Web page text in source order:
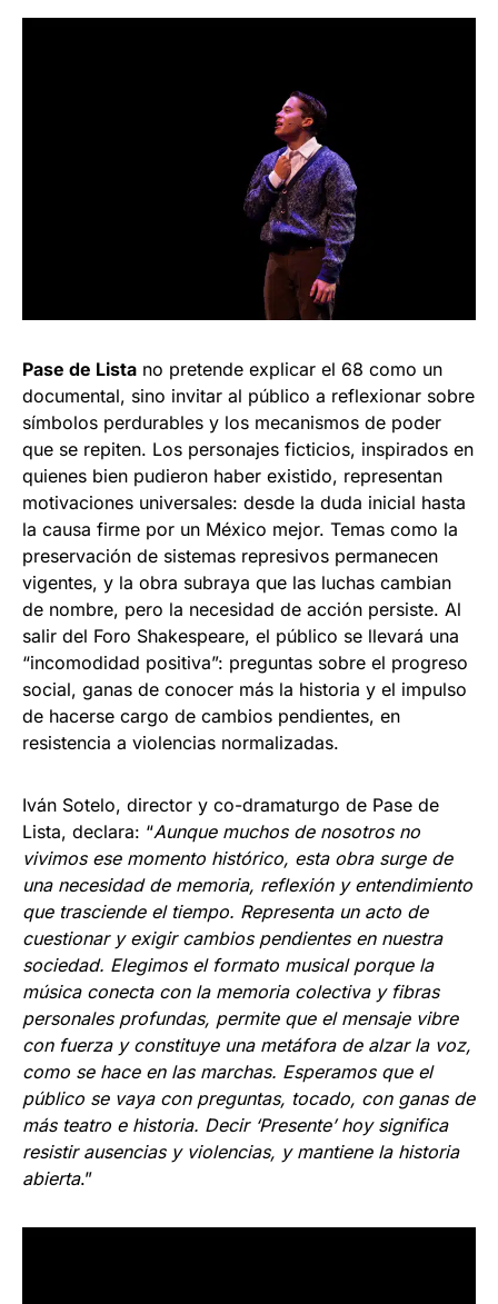
Pase de Lista no pretende explicar el 68 como un
documental, sino invitar al público a reflexionar sobre
símbolos perdurables y los mecanismos de poder
que se repiten. Los personajes ficticios, inspirados en
quienes bien pudieron haber existido, representan
motivaciones universales: desde la duda inicial hasta
la causa firme por un México mejor. Temas como la
preservación de sistemas represivos permanecen
vigentes, y la obra subraya que las luchas cambian
de nombre, pero la necesidad de acción persiste. Al
salir del Foro Shakespeare, el público se llevará una
“incomodidad positiva”: preguntas sobre el progreso
social, ganas de conocer más la historia y el impulso
de hacerse cargo de cambios pendientes, en
resistencia a violencias normalizadas.
Iván Sotelo, director y co-dramaturgo de Pase de
Lista, declara: “Aunque muchos de nosotros no
vivimos ese momento histórico, esta obra surge de
una necesidad de memoria, reflexión y entendimiento
que trasciende el tiempo. Representa un acto de
cuestionar y exigir cambios pendientes en nuestra
sociedad. Elegimos el formato musical porque la
música conecta con la memoria colectiva y fibras
personales profundas, permite que el mensaje vibre
con fuerza y constituye una metáfora de alzar la voz,
como se hace en las marchas. Esperamos que el
público se vaya con preguntas, tocado, con ganas de
más teatro e historia. Decir ‘Presente’ hoy significa
resistir ausencias y violencias, y mantiene la historia
abierta.”